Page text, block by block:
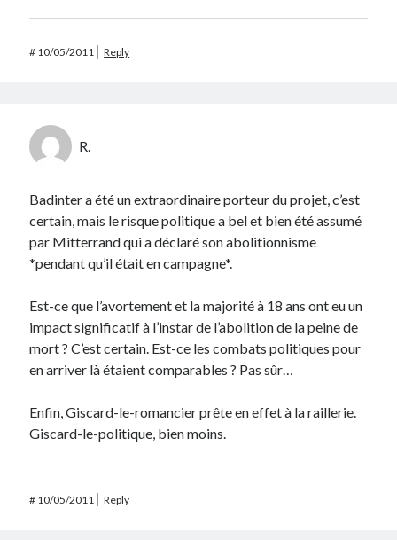
# 10/05/2011 Reply
R.
Badinter a été un extraordinaire porteur du projet, c’est
certain, mais le risque politique a bel et bien été assumé
par Mitterrand qui a déclaré son abolitionnisme
*pendant qu’il était en campagne*.
Est-ce que l’avortement et la majorité à 18 ans ont eu un
impact significatif à l’instar de l’abolition de la peine de
mort ? C’est certain. Est-ce les combats politiques pour
en arriver là étaient comparables ? Pas sûr…
Enfin, Giscard-le-romancier prête en effet à la raillerie.
Giscard-le-politique, bien moins.
# 10/05/2011 Reply